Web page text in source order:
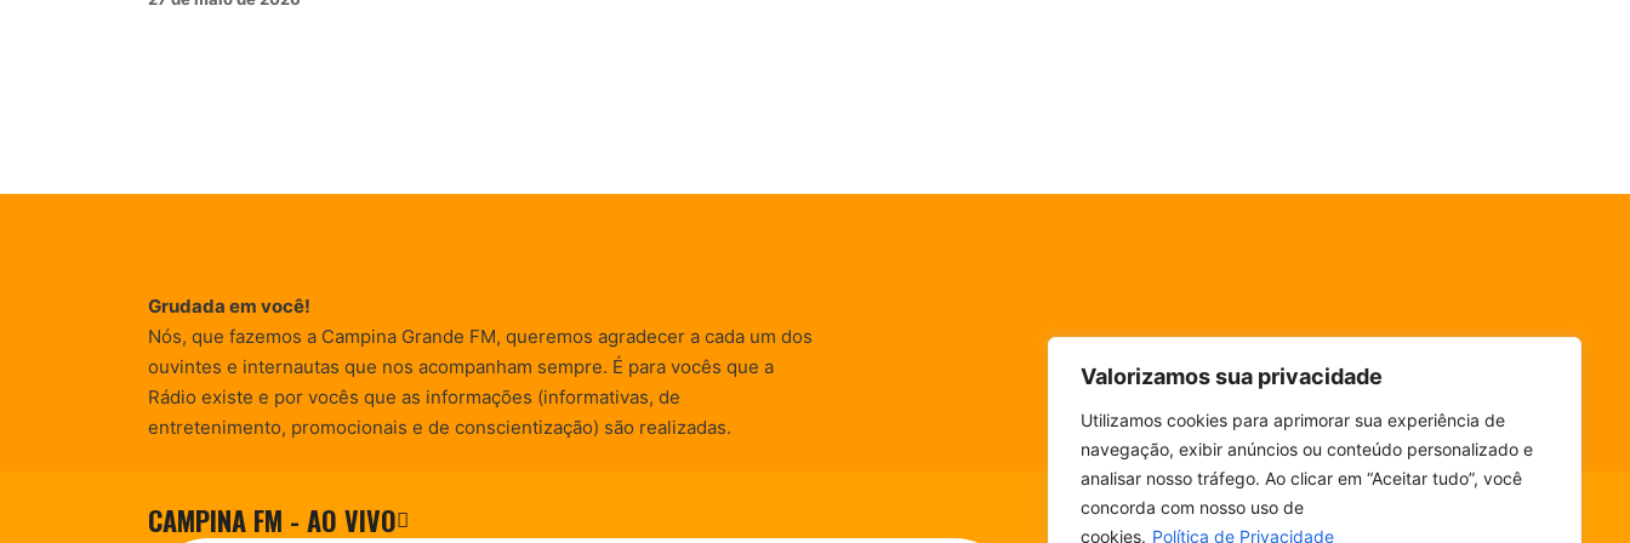
Valorizamos sua privacidade
Utilizamos cookies para aprimorar sua experiência de
navegação, exibir anúncios ou conteúdo personalizado e
analisar nosso tráfego. Ao clicar em “Aceitar tudo”, você
concorda com nosso uso de
cookies. Política de Privacidade
CAMPINA FM - AO VIVO
Grudada em você!
Nós, que fazemos a Campina Grande FM, queremos agradecer a cada um dos
ouvintes e internautas que nos acompanham sempre. É para vocês que a
Rádio existe e por vocês que as informações (informativas, de
entretenimento, promocionais e de conscientização) são realizadas.
© Campina FM 1978 – 2026.Termos de Uso